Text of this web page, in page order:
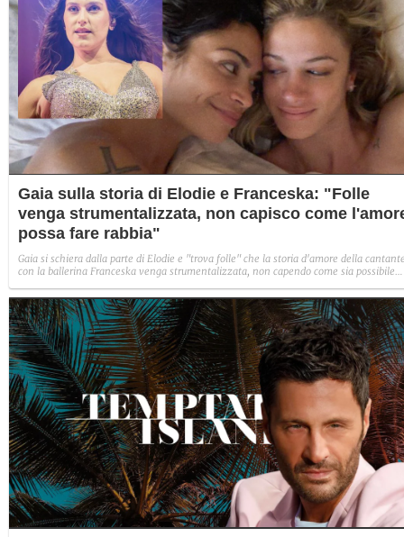
Gaia sulla storia di Elodie e Franceska: "Folle
venga strumentalizzata, non capisco come
possa fare rabbia"
Gaia si schiera dalla parte di Elodie e "trova folle" che la storia d'amore della
con la ballerina Franceska venga strumentalizzata, non capendo come sia possibile